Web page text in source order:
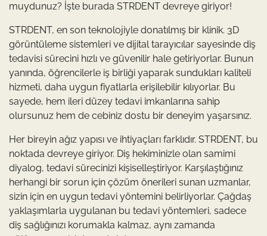
muydunuz? İşte burada STRDENT devreye giriyor!
STRDENT, en son teknolojiyle donatılmış bir klinik. 3D
görüntüleme sistemleri ve dijital tarayıcılar sayesinde diş
tedavisi sürecini hızlı ve güvenilir hale getiriyorlar. Bunun
yanında, öğrencilerle iş birliği yaparak sundukları kaliteli
hizmeti, daha uygun fiyatlarla erişilebilir kılıyorlar. Bu
sayede, hem ileri düzey tedavi imkanlarına sahip
olursunuz hem de cebiniz dostu bir deneyim yaşarsınız.
Her bireyin ağız yapısı ve ihtiyaçları farklıdır. STRDENT, bu
noktada devreye giriyor. Diş hekiminizle olan samimi
diyalog, tedavi sürecinizi kişiselleştiriyor. Karşılaştığınız
herhangi bir sorun için çözüm önerileri sunan uzmanlar,
sizin için en uygun tedavi yöntemini belirliyorlar. Çağdaş
yaklaşımlarla uygulanan bu tedavi yöntemleri, sadece
diş sağlığınızı korumakla kalmaz, aynı zamanda